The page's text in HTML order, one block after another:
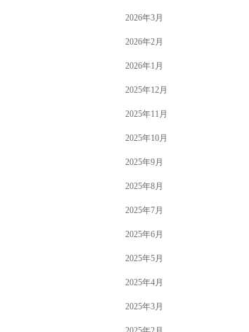
2026年3月
2026年2月
2026年1月
2025年12月
2025年11月
2025年10月
2025年9月
2025年8月
2025年7月
2025年6月
2025年5月
2025年4月
2025年3月